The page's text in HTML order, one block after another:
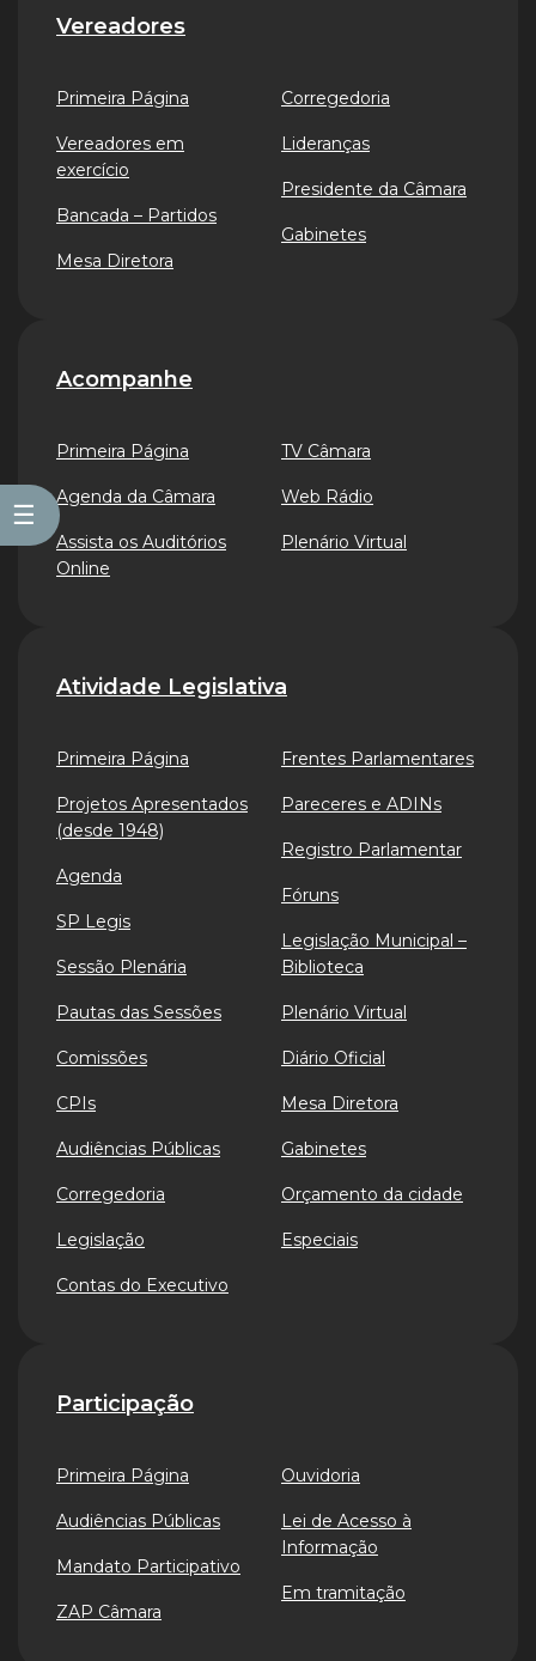
☰
Vereadores
Primeira Página
Vereadores em
exercício
Bancada – Partidos
Mesa Diretora
Corregedoria
Lideranças
Presidente da Câmara
Gabinetes
Acompanhe
Primeira Página
Agenda da Câmara
Assista os Auditórios
Online
TV Câmara
Web Rádio
Plenário Virtual
Atividade Legislativa
Primeira Página
Projetos Apresentados
(desde 1948)
Agenda
SP Legis
Sessão Plenária
Pautas das Sessões
Comissões
CPIs
Audiências Públicas
Corregedoria
Legislação
Contas do Executivo
Frentes Parlamentares
Pareceres e ADINs
Registro Parlamentar
Fóruns
Legislação Municipal –
Biblioteca
Plenário Virtual
Diário Oficial
Mesa Diretora
Gabinetes
Orçamento da cidade
Especiais
Participação
Primeira Página
Audiências Públicas
Mandato Participativo
ZAP Câmara
Ouvidoria
Lei de Acesso à
Informação
Em tramitação